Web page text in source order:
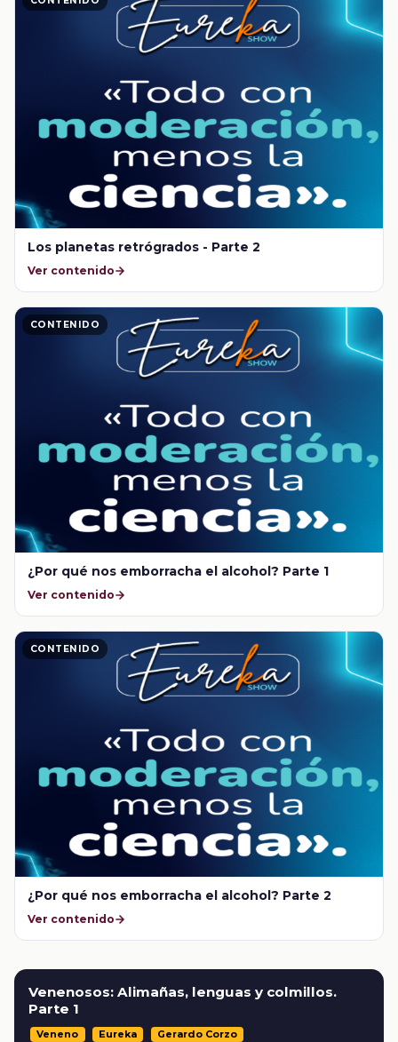
Los planetas retrógrados - Parte 2
Ver contenido
CONTENIDO
¿Por qué nos emborracha el alcohol? Parte 1
Ver contenido
CONTENIDO
¿Por qué nos emborracha el alcohol? Parte 2
Ver contenido
Venenosos: Alimañas, lenguas y colmillos.
Parte 1
Veneno Eureka Gerardo Corzo